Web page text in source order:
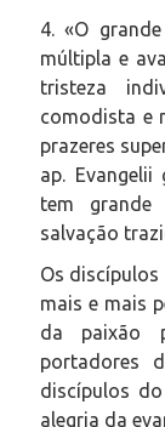
4. «O
múltipla e
tristeza
comodista e
prazeres
ap.
tem grande
salvação
Os
mais e mais
da paixão
portadores
discípulos
alegria da